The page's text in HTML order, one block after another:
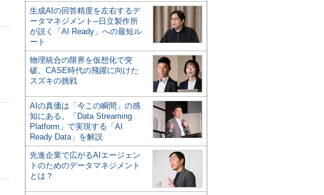
生成AIの回答精度を左右するデ
ータマネジメント─日立製作所
が説く「AI Ready」への最短ル
ート
物理統合の限界を仮想化で突
破。CASE時代の飛躍に向けた
スズキの挑戦
AIの真価は「今この瞬間」の感
知にある。「Data Streaming
Platform」で実現する「AI
Ready Data」を解説
先進企業で広がるAIエージェン
トのためのデータマネジメント
とは？